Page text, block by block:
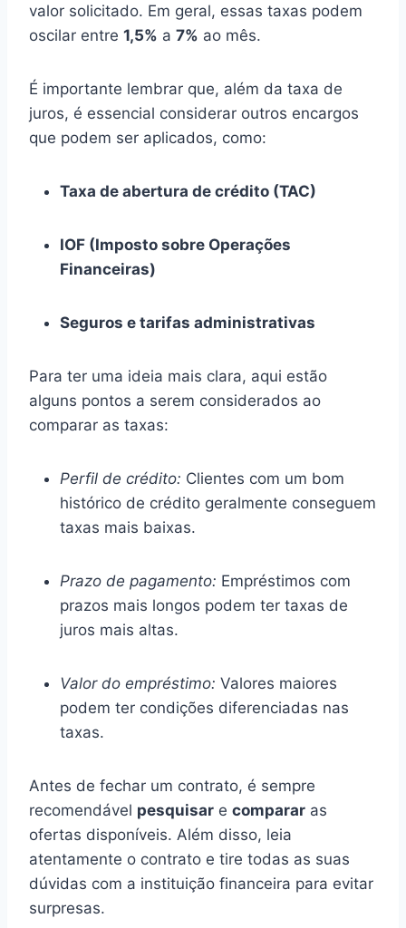
valor solicitado. Em geral, essas taxas podem
oscilar entre 1,5% a 7% ao mês.
É importante lembrar que, além da taxa de
juros, é essencial considerar outros encargos
que podem ser aplicados, como:
Taxa de abertura de crédito (TAC)
IOF (Imposto sobre Operações
Financeiras)
Seguros e tarifas administrativas
Para ter uma ideia mais clara, aqui estão
alguns pontos a serem considerados ao
comparar as taxas:
Perfil de crédito: Clientes com um bom
histórico de crédito geralmente conseguem
taxas mais baixas.
Prazo de pagamento: Empréstimos com
prazos mais longos podem ter taxas de
juros mais altas.
Valor do empréstimo: Valores maiores
podem ter condições diferenciadas nas
taxas.
Antes de fechar um contrato, é sempre
recomendável pesquisar e comparar as
ofertas disponíveis. Além disso, leia
atentamente o contrato e tire todas as suas
dúvidas com a instituição financeira para evitar
surpresas.